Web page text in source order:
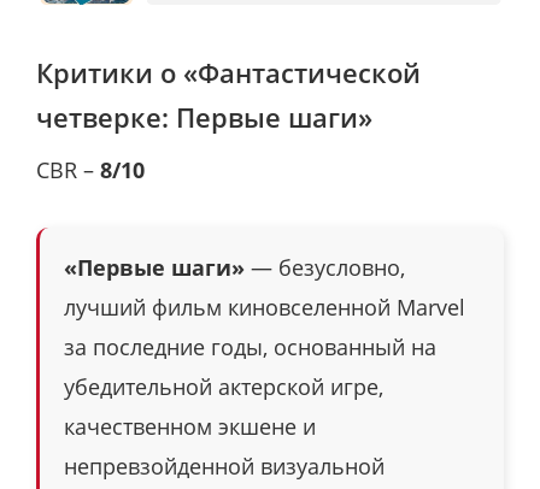
Критики о «Фантастической
четверке: Первые шаги»
CBR – 8/10
«Первые шаги» — безусловно,
лучший фильм киновселенной Marvel
за последние годы, основанный на
убедительной актерской игре,
качественном экшене и
непревзойденной визуальной